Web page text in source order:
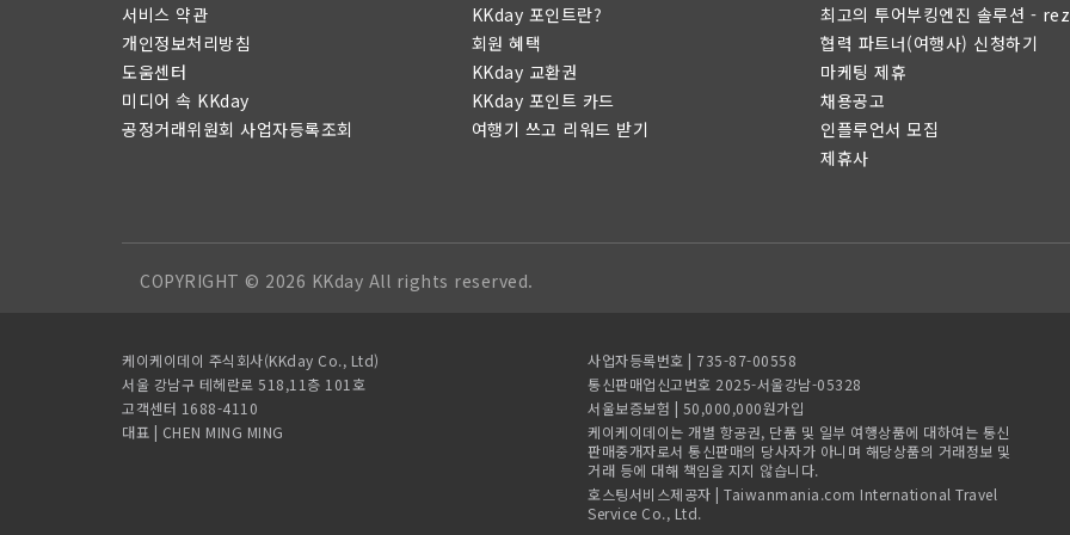
서비스 약관
개인정보처리방침
도움센터
미디어 속 KKday
공정거래위원회 사업자등록조회
KKday 포인트란?
회원 혜택
KKday 교환권
KKday 포인트 카드
여행기 쓰고 리워드 받기
최고의 투어부킹엔진 솔루션 -
협력 파트너(여행사) 신청하기
마케팅 제휴
채용공고
인플루언서 모집
제휴사
COPYRIGHT © 2026 KKday All rights reserved.
케이케이데이 주식회사(KKday Co., Ltd)
서울 강남구 테헤란로 518,11층 101호
고객센터 1688-4110
대표 | CHEN MING MING
사업자등록번호 | 735-87-00558
통신판매업신고번호 2025-서울강남-05328
서울보증보험 | 50,000,000원가입
케이케이데이는 개별 항공권, 단품 및 일부 여행상품에 대하여는 통신
판매중개자로서 통신판매의 당사자가 아니며 해당상품의 거래정보 및
거래 등에 대해 책임을 지지 않습니다.
호스팅서비스제공자 | Taiwanmania.com International Travel
Service Co., Ltd.